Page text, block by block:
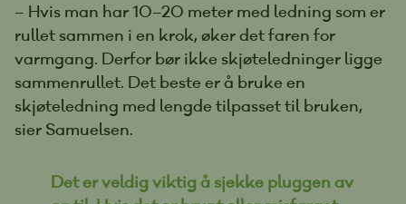
– Hvis man har 10–20 meter med ledning som er
rullet sammen i en krok, øker det faren for
varmgang. Derfor bør ikke skjøteledninger ligge
sammenrullet. Det beste er å bruke en
skjøteledning med lengde tilpasset til bruken,
sier Samuelsen.
Det er veldig viktig å sjekke pluggen av